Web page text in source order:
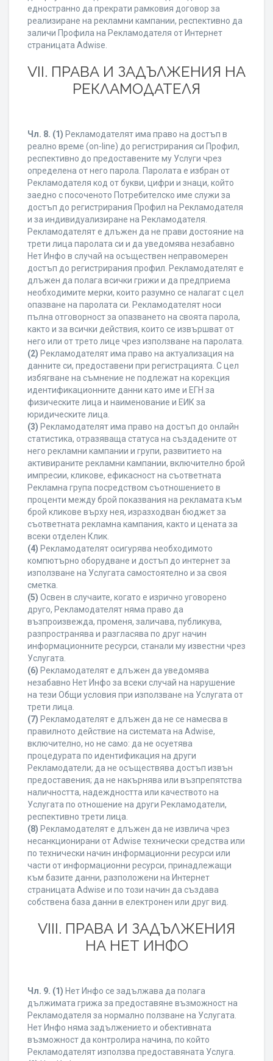
едностранно да прекрати рамковия договор за
реализиране на рекламни кампании, респективно да
заличи Профила на Рекламодателя от Интернет
страницата Adwise.
VII. ПРАВА И ЗАДЪЛЖЕНИЯ НА
РЕКЛАМОДАТЕЛЯ
Чл. 8. (1) Рекламодателят има право на достъп в
реално време (on-line) до регистрирания си Профил,
респективно до предоставените му Услуги чрез
определена от него парола. Паролата е избран от
Рекламодателя код от букви, цифри и знаци, който
заедно с посоченото Потребителско име служи за
достъп до регистрирания Профил на Рекламодателя
и за индивидуализиране на Рекламодателя.
Рекламодателят е длъжен да не прави достояние на
трети лица паролата си и да уведомява незабавно
Нет Инфо в случай на осъществен неправомерен
достъп до регистрирания профил. Рекламодателят е
длъжен да полага всички грижи и да предприема
необходимите мерки, които разумно се налагат с цел
опазване на паролата си. Рекламодателят носи
пълна отговорност за опазването на своята парола,
както и за всички действия, които се извършват от
него или от трето лице чрез използване на паролата.
(2) Рекламодателят има право на актуализация на
данните си, предоставени при регистрацията. С цел
избягване на съмнение не подлежат на корекция
идентификационните данни като име и ЕГН за
физическите лица и наименование и ЕИК за
юридическите лица.
(3) Рекламодателят има право на достъп до онлайн
статистика, отразяваща статуса на създадените от
него рекламни кампании и групи, развитието на
активираните рекламни кампании, включително брой
импресии, кликове, ефикасност на съответната
Рекламна група посредством съотношението в
проценти между брой показвания на рекламата към
брой кликове върху нея, изразходван бюджет за
съответната рекламна кампания, както и цената за
всеки отделен Клик.
(4) Рекламодателят осигурява необходимото
компютърно оборудване и достъп до интернет за
използване на Услугата самостоятелно и за своя
сметка.
(5) Освен в случаите, когато е изрично уговорено
друго, Рекламодателят няма право да
възпроизвежда, променя, заличава, публикува,
разпространява и разгласява по друг начин
информационните ресурси, станали му известни чрез
Услугата.
(6) Рекламодателят е длъжен да уведомява
незабавно Нет Инфо за всеки случай на нарушение
на тези Общи условия при използване на Услугата от
трети лица.
(7) Рекламодателят е длъжен да не се намесва в
правилното действие на системата на Adwise,
включително, но не само: да не осуетява
процедурата по идентификация на други
Рекламодатели; да не осъществява достъп извън
предоставения; да не накърнява или възпрепятства
наличността, надеждността или качеството на
Услугата по отношение на други Рекламодатели,
респективно трети лица.
(8) Рекламодателят е длъжен да не извлича чрез
несанкционирани от Adwise технически средства или
по технически начин информационни ресурси или
части от информационни ресурси, принадлежащи
към базите данни, разположени на Интернет
страницата Adwise и по този начин да създава
собствена база данни в електронен или друг вид.
VIII. ПРАВА И ЗАДЪЛЖЕНИЯ
НА НЕТ ИНФО
Чл. 9. (1) Нет Инфо се задължава да полага
дължимата грижа за предоставяне възможност на
Рекламодателя за нормално ползване на Услугата.
Нет Инфо няма задължението и обективната
възможност да контролира начина, по който
Рекламодателят използва предоставяната Услуга.